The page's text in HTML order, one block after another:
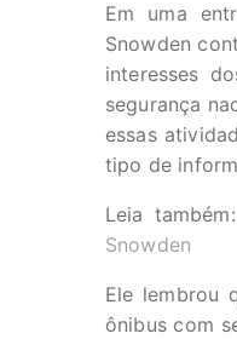
Em uma
Snowden
interesses
segurança
essas
tipo de
Leia também:
Snowden
Ele lembrou
ônibus com